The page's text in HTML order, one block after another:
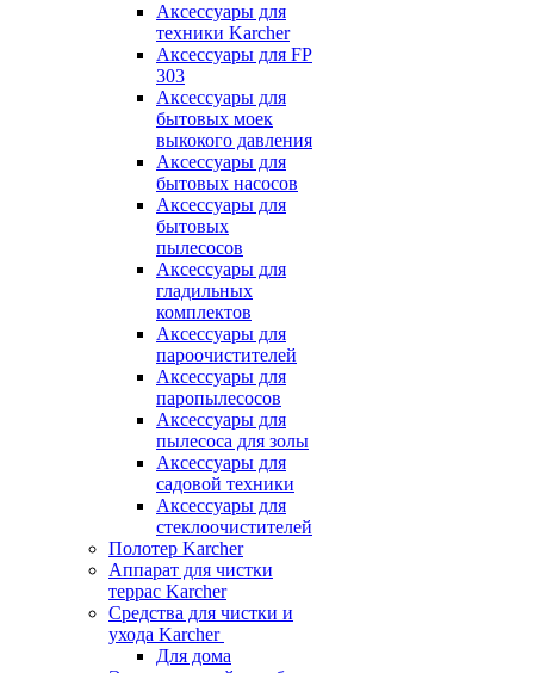
Аксессуары для
техники Karcher
Аксессуары для FP
303
Аксессуары для
бытовых моек
выкокого давления
Аксессуары для
бытовых насосов
Аксессуары для
бытовых
пылесосов
Аксессуары для
гладильных
комплектов
Аксессуары для
пароочистителей
Аксессуары для
паропылесосов
Аксессуары для
пылесоса для золы
Аксессуары для
садовой техники
Аксессуары для
стеклоочистителей
Полотер Karcher
Аппарат для чистки
террас Karcher
Средства для чистки и
ухода Karcher
Для дома